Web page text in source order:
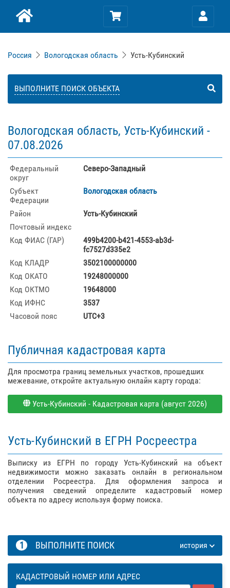
Россия Вологодская область Усть-Кубинский
ВЫПОЛНИТЕ ПОИСК ОБЪЕКТА
Вологодская область, Усть-Кубинский -
07.08.2026
Федеральный
округ
Северо-Западный
Субъект
Федерации
Вологодская область
Район
Усть-Кубинский
Почтовый индекс
Код ФИАС (ГАР)
499b4200-b421-4553-ab3d-
fc7527d335e2
Код КЛАДР
3502100000000
Код ОКАТО
19248000000
Код ОКТМО
19648000
Код ИФНС
3537
Часовой пояс
UTC+3
Публичная кадастровая карта
Для просмотра границ земельных участков, прошедших
межевание, откройте актуальную онлайн карту города:
Усть-Кубинский - Кадастровая карта (август 2026)
Усть-Кубинский в ЕГРН Росреестра
Выписку из ЕГРН по городу Усть-Кубинский на объект
недвижимости можно заказать онлайн в региональном
отделении Росреестра. Для оформления запроса и
получения сведений определите кадастровый номер
объекта по адресу используя форму поиска.
1 ВЫПОЛНИТЕ ПОИСК история
КАДАСТРОВЫЙ НОМЕР ИЛИ АДРЕС